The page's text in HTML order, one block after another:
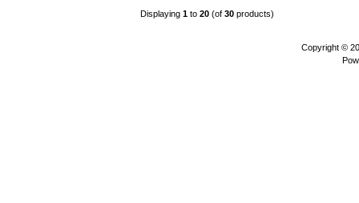
Displaying 1 to 20 (of 30 products)
Copyright ©